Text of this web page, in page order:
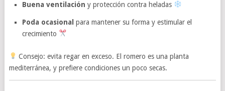
Buena ventilación y protección contra heladas
Poda ocasional para mantener su forma y estimular el
crecimiento
Consejo: evita regar en exceso. El romero es una planta
mediterránea, y prefiere condiciones un poco secas.